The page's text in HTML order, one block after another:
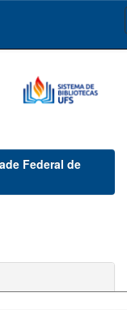
Federal de